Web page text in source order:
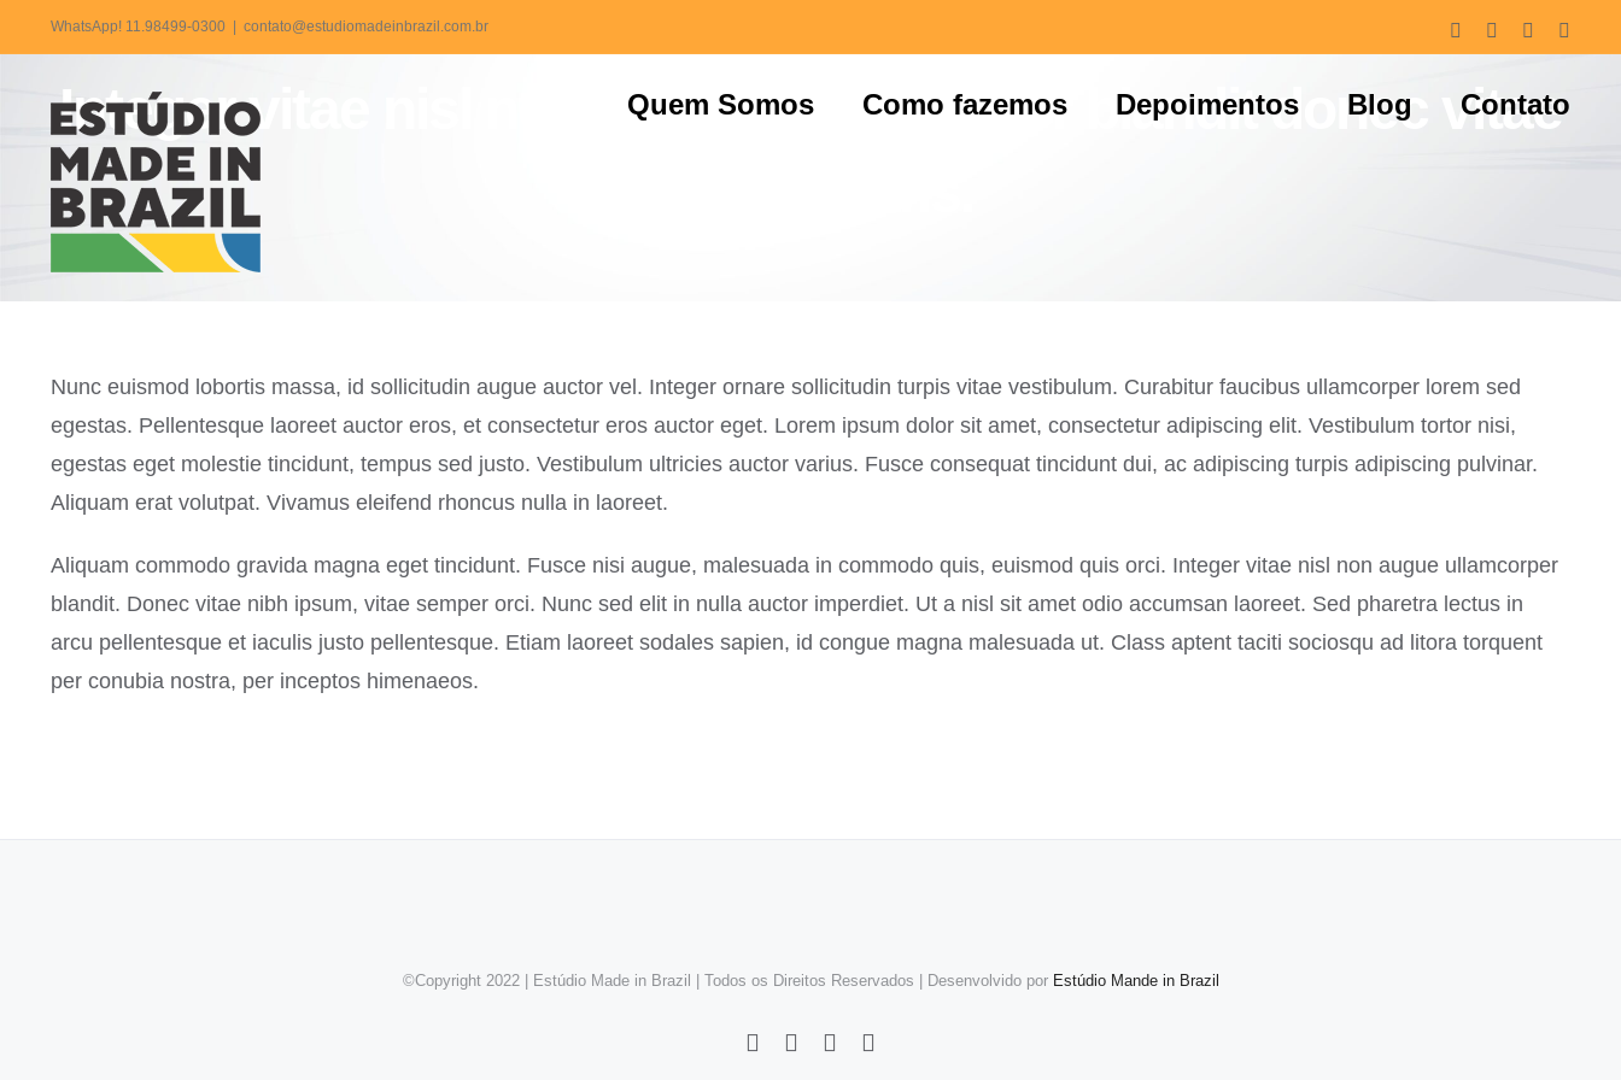
para
conteúdo
WhatsApp! 11.98499-0300 contato@estudiomadeinbrazil.com.br FacebookInstagramLinkedIn
Quem Somos Como fazemos Depoimentos Blog Contato
Integer vitae nisl non augue ullamcorper blandit donec vitae
Nunc euismod lobortis massa, id sollicitudin augue auctor vel. Integer ornare sollicitudin turpis vitae vestibulum. Curabitur faucibus ullamcorper lorem sed
egestas. Pellentesque laoreet auctor eros, et consectetur eros auctor eget. Lorem ipsum dolor sit amet, consectetur adipiscing elit. Vestibulum tortor nisi,
egestas eget molestie tincidunt, tempus sed justo. Vestibulum ultricies auctor varius. Fusce consequat tincidunt dui, ac adipiscing turpis adipiscing pulvinar.
Aliquam erat volutpat. Vivamus eleifend rhoncus nulla in laoreet.
Aliquam commodo gravida magna eget tincidunt. Fusce nisi augue, malesuada in commodo quis, euismod quis orci. Integer vitae nisl non augue ullamcorper
blandit. Donec vitae nibh ipsum, vitae semper orci. Nunc sed elit in nulla auctor imperdiet. Ut a nisl sit amet odio accumsan laoreet. Sed pharetra lectus in
arcu pellentesque et iaculis justo pellentesque. Etiam laoreet sodales sapien, id congue magna malesuada ut. Class aptent taciti sociosqu ad litora torquent
per conubia nostra, per inceptos himenaeos.
©Copyright 2022 | Estúdio Made in Brazil | Todos os Direitos Reservados | Desenvolvido por Estúdio Mande in Brazil
FacebookInstagramLinkedIn